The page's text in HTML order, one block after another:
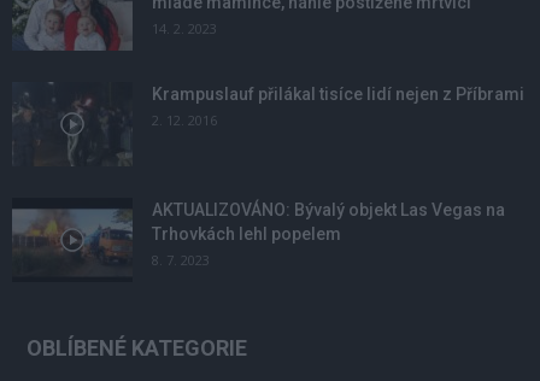
14. 2. 2023
Krampuslauf přilákal tisíce lidí nejen z Příbrami
2. 12. 2016
AKTUALIZOVÁNO: Bývalý objekt Las Vegas na
Trhovkách lehl popelem
8. 7. 2023
OBLÍBENÉ KATEGORIE